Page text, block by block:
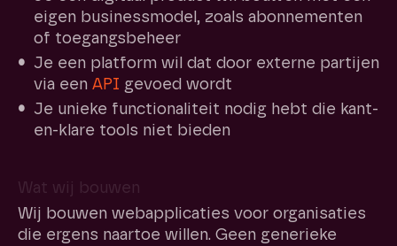
eigen businessmodel, zoals abonnementen
of toegangsbeheer
Je een platform wil dat door externe partijen
via een API gevoed wordt
Je unieke functionaliteit nodig hebt die kant-
en-klare tools niet bieden
Wat wij bouwen
Wij bouwen webapplicaties voor organisaties
die ergens naartoe willen. Geen generieke